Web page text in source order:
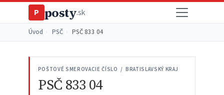
P posty.sk
Úvod PSČ PSČ 833 04
POŠTOVÉ SMEROVACIE ČÍSLO / BRATISLAVSKÝ KRAJ
PSČ 833 04